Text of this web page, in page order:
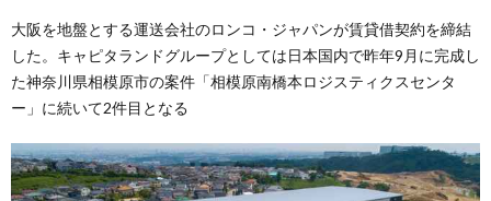
大阪を地盤とする運送会社のロンコ・ジャパンが賃貸借契約を締結
した。キャピタランドグループとしては日本国内で昨年9月に完成し
た神奈川県相模原市の案件「相模原南橋本ロジスティクスセンタ
ー」に続いて2件目となる